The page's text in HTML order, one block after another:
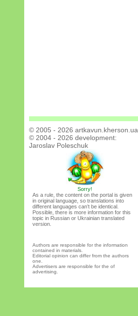
© 2005 - 2026 artkavun.kherson.ua
© 2004 - 2026 development:
Jaroslav Poleschuk
Sorry!
As a rule, the content on the portal is given
in original language, so translations into
different languages can’t be identical.
Possible, there is more information for this
topic in Russian or Ukrainian translated
version.
Authors are responsible for the information
contained in materials.
Editorial opinion can differ from the authors
one.
Advertisers are responsible for the of
advertising.